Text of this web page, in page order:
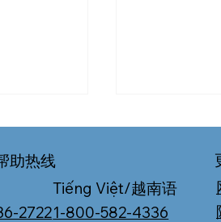
助热线
2722
Tiếng Việt/越南语
1-800-582-4336